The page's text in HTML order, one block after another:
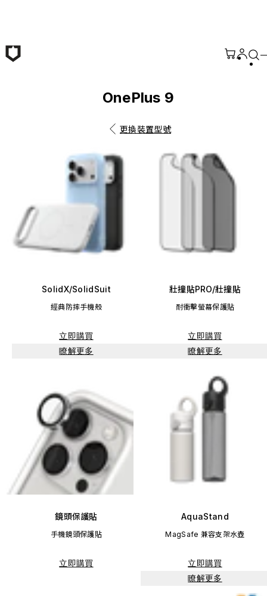
OnePlus 9
更換裝置型號
SolidX/SolidSuit
經典防摔手機殼
立即購買
瞭解更多
壯撞貼PRO/壯撞貼
耐衝擊螢幕保護貼
立即購買
瞭解更多
鏡頭保護貼
手機鏡頭保護貼
立即購買
AquaStand
MagSafe 兼容支架水壺
立即購買
瞭解更多